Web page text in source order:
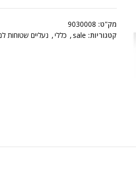
מק"ט: 9030008
קטגוריות: sale
, כללי, נעליים שטוחות